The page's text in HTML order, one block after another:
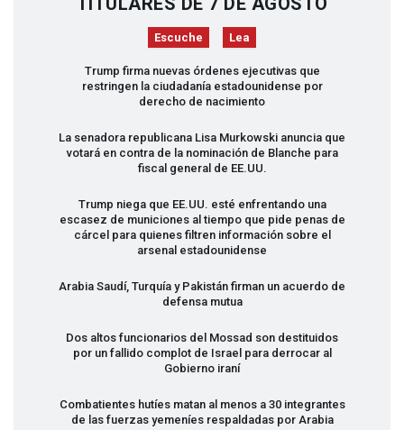
Escuche Lea
Trump firma nuevas órdenes ejecutivas que
restringen la ciudadanía estadounidense por
derecho de nacimiento
La senadora republicana Lisa Murkowski anuncia que
votará en contra de la nominación de Blanche para
fiscal general de EE.UU.
Trump niega que EE.UU. esté enfrentando una
escasez de municiones al tiempo que pide penas de
cárcel para quienes filtren información sobre el
arsenal estadounidense
Arabia Saudí, Turquía y Pakistán firman un acuerdo de
defensa mutua
Dos altos funcionarios del Mossad son destituidos
por un fallido complot de Israel para derrocar al
Gobierno iraní
Combatientes hutíes matan al menos a 30 integrantes
de las fuerzas yemeníes respaldadas por Arabia